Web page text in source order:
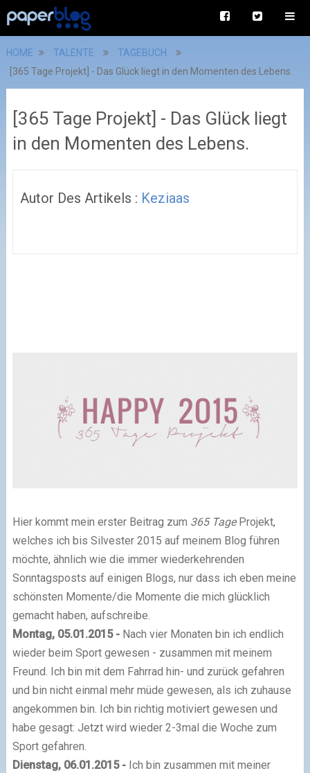
HOME TALENTE
TAGEBUCH
[365 Tage Projekt] - Das Glück liegt in den Momenten des Lebens.
[365 Tage Projekt] - Das Glück liegt
in den Momenten des Lebens.
Autor Des Artikels : Keziaas
Hier kommt mein erster Beitrag zum 365 Tage Projekt,
welches ich bis Silvester 2015 auf meinem Blog führen
möchte, ähnlich wie die immer wiederkehrenden
Sonntagsposts auf einigen Blogs, nur dass ich eben meine
schönsten Momente/die Momente die mich glücklich
gemacht haben, aufschreibe.
Montag, 05.01.2015 - Nach vier Monaten bin ich endlich
wieder beim Sport gewesen - zusammen mit meinem
Freund. Ich bin mit dem Fahrrad hin- und zurück gefahren
und bin nicht einmal mehr müde gewesen, als ich zuhause
angekommen bin. Ich bin richtig motiviert gewesen und
habe gesagt: Jetzt wird wieder 2-3mal die Woche zum
Sport gefahren.
Dienstag, 06.01.2015 - Ich bin zusammen mit meiner